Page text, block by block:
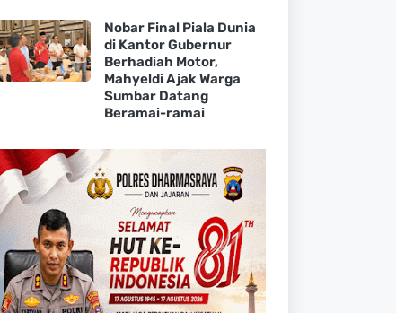
Nobar Final Piala Dunia
di Kantor Gubernur
Berhadiah Motor,
Mahyeldi Ajak Warga
Sumbar Datang
Beramai-ramai